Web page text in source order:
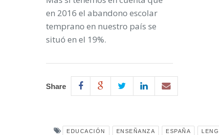
en 2016 el abandono escolar
temprano en nuestro país se
situó en el 19%.
Share
EDUCACIÓN ENSEÑANZA ESPAÑA